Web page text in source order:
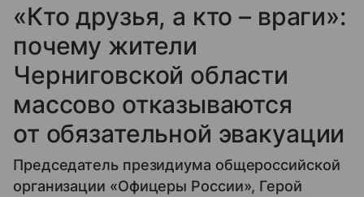
«Кто друзья, а кто – враги»:
почему жители
Черниговской области
массово отказываются
от обязательной эвакуации
Председатель президиума общероссийской
организации «Офицеры России», Герой